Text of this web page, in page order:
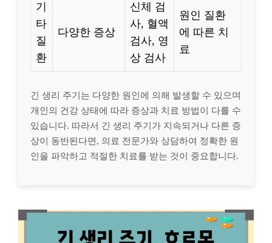
기
타
질
환
다양한 증상
신체 검
사, 혈액
검사, 영
상 검사
원인 질환
에 따른 치
료
긴 생리 주기는 다양한 원인에 의해 발생할 수 있으며
개인의 건강 상태에 따라 증상과 치료 방법이 다를 수
있습니다. 따라서 긴 생리 주기가 지속되거나 다른 증
상이 동반된다면, 의료 전문가와 상담하여 정확한 원
인을 파악하고 적절한 치료를 받는 것이 중요합니다.